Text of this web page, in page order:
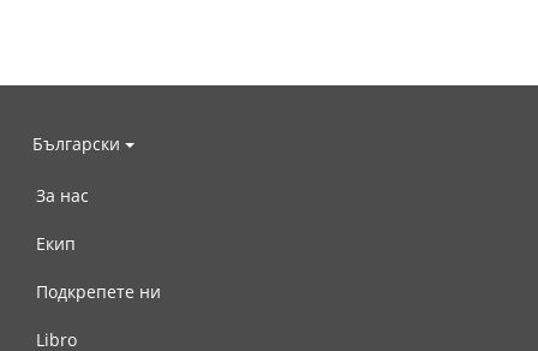
Български
За нас
Екип
Подкрепете ни
Libro